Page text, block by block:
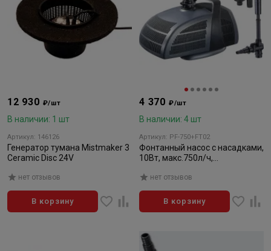
12 930 ₽/шт
В наличии: 1 шт
Артикул: 146126
Генератор тумана Mistmaker 3
Ceramic Disc 24V
нет отзывов
В корзину
4 370 ₽/шт
В наличии: 4 шт
Артикул: PF-750+FT02
Фонтанный насос с насадками,
10Вт, макс.750л/ч,
нет отзывов
В корзину